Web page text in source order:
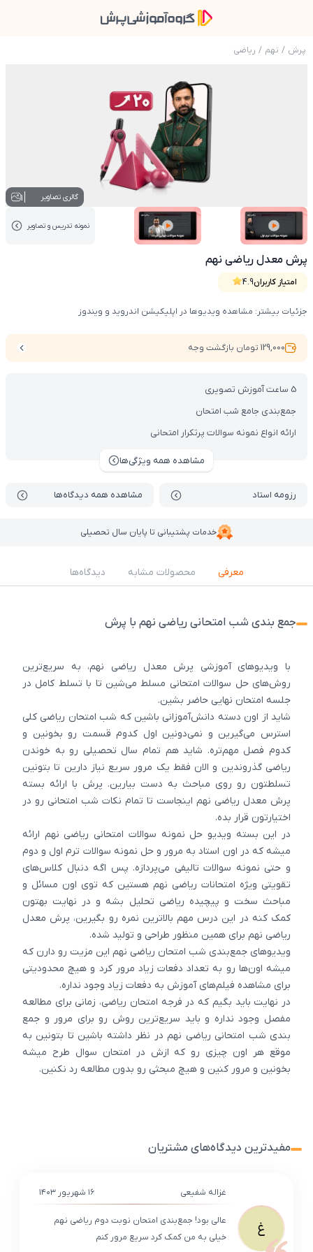
پرش / نهم / ریاضی
عکس محصول پرش معدل ریاضی نهم
گالری تصاویر 1
عکس کاور نمونه تدریس
نمونه تدریس‌ و تصاویر
پرش معدل ریاضی نهم
امتیاز کاربران4.9
5 ساعت آموزش تصویری
جمع‌بندی جامع شب امتحان
ارائه انواع نمونه سوالات پرتکرار امتحانی
مشاهده همه ویژگی‌ها
رزومه استاد مشاهده همه دیدگاه‌ها
خدمات پشتیبانی تا پایان سال تحصیلی
جزئیات بیشتر: مشاهده ویدیوها در اپلیکیشن اندروید و ویندوز
129,000 تومان بازگشت وجه
معرفی محصولات مشابه دیدگاه‌ها
جمع بندی شب امتحانی ریاضی نهم با پرش
با ویدیوهای آموزشی پرش معدل ریاضی نهم، به سریع‌ترین
روش‌های حل سوالات امتحانی مسلط می‌شین تا با تسلط کامل در
جلسه امتحان نهایی حاضر بشین.
شاید از اون دسته دانش‌آموزانی باشین که شب امتحان ریاضی کلی
استرس می‌گیرین و نمی‌دونین اول کدوم قسمت رو بخونین و
کدوم فصل مهم‌تره. شاید هم تمام سال تحصیلی رو به خوندن
ریاضی گذروندین و الان فقط یک مرور سریع نیاز دارین تا بتونین
تسلطتون رو روی مباحث به دست بیارین. پرش با ارائه بسته
پرش معدل ریاضی نهم اینجاست تا تمام نکات شب امتحانی رو در
اختیارتون قرار بده.
در این بسته ویدیو حل نمونه سوالات امتحانی ریاضی نهم ارائه
میشه که در اون استاد به مرور و حل نمونه سوالات ترم اول و دوم
و حتی نمونه سوالات تالیفی می‌پردازه. پس اگه دنبال کلاس‌های
تقویتی ویژه امتحانات ریاضی نهم هستین که توی اون مسائل و
مباحث سخت و پیچیده ریاضی تحلیل بشه و در نهایت بهتون
کمک کنه در این درس مهم بالاترین نمره رو بگیرین، پرش معدل
ریاضی نهم برای همین منظور طراحی و تولید شده.
ویدیوهای جمع‌بندی شب امتحان ریاضی نهم این مزیت رو دارن که
میشه اون‌ها رو به تعداد دفعات زیاد مرور کرد و هیچ محدودیتی
برای مشاهده فیلم‌های آموزش به دفعات زیاد وجود نداره.
در نهایت باید بگیم که در فرجه امتحان ریاضی، زمانی برای مطالعه
مفصل وجود نداره و باید سریع‌ترین روش رو برای مرور و جمع
بندی شب امتحانی ریاضی نهم در نظر داشته باشین تا بتونین به
موقع هر اون چیزی رو که ازش در امتحان سوال طرح میشه
بخونین و مرور کنین و هیچ مبحثی رو بدون مطالعه رد نکنین.
مفیدترین دیدگاه‌های مشتریان
غ
غزاله شفیعی ۱۶ شهریور ۱۴۰۳
عالی بود! جمع‌بندی امتحان نوبت دوم ریاضی نهم
خیلی به من کمک کرد سریع مرور کنم